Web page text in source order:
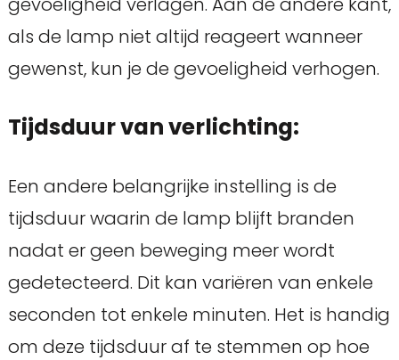
als de lamp niet altijd reageert wanneer
gewenst, kun je de gevoeligheid verhogen.
Tijdsduur van verlichting:
Een andere belangrijke instelling is de
tijdsduur waarin de lamp blijft branden
nadat er geen beweging meer wordt
gedetecteerd. Dit kan variëren van enkele
seconden tot enkele minuten. Het is handig
om deze tijdsduur af te stemmen op hoe